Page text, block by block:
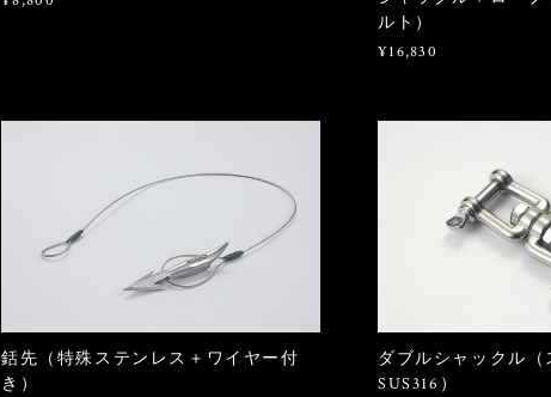
ルト）
¥16,830
銛先（特殊ステンレス＋ワイヤー付
き）
ダブルシャックル（
SUS316）